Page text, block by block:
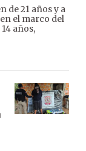
de 21 años y a
en el marco del
14 años,